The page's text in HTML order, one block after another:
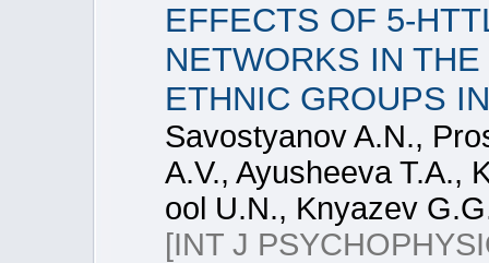
EFFECTS OF 5-
NETWORKS IN
ETHNIC GROUPS
Savostyanov A.N.,
A.V., Ayusheeva T.A.,
ool U.N., Knyazev
[INT J